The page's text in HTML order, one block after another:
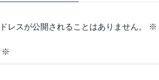
レスが公開されることはありません。 ※
※